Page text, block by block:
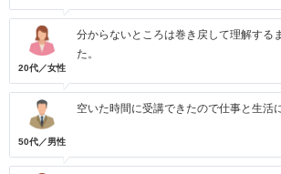
20代／女性
分からないところは巻き戻して理解する
た。
50代／男性
空いた時間に受講できたので仕事と生活